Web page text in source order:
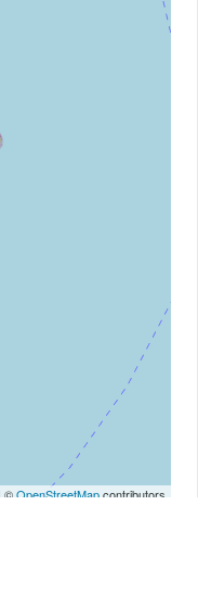
©OpenStreetMapcontributors